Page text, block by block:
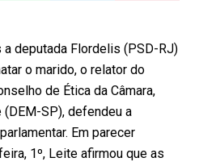
deputada Flordelis (PSD-RJ)
o marido, o relator do
de Ética da Câmara,
SP), defendeu a
Em parecer
1º, Leite afirmou que as